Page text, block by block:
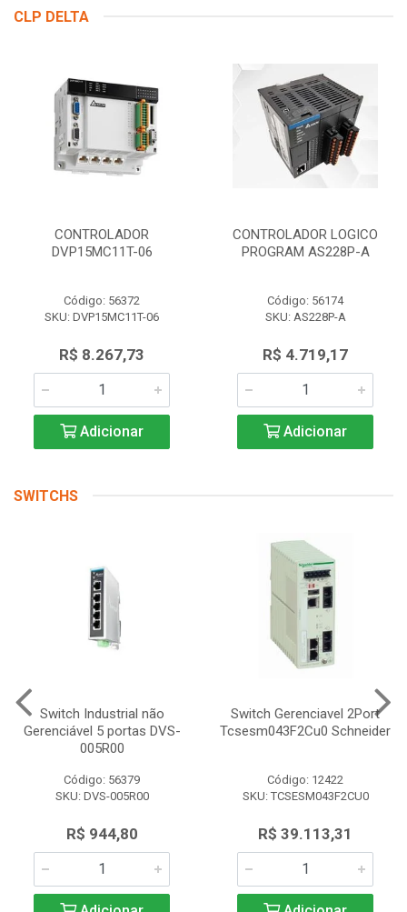
CLP DELTA
CONTROLADOR
DVP15MC11T-06
Código: 56372
SKU: DVP15MC11T-06
R$ 8.267,73
Adicionar
CONTROLADOR LOGICO
PROGRAM AS228P-A
Código: 56174
SKU: AS228P-A
R$ 4.719,17
Adicionar
SWITCHS
Switch Industrial não
Gerenciável 5 portas DVS-
005R00
Código: 56379
SKU: DVS-005R00
R$ 944,80
Switch Gerenciavel 2Port
Tcsesm043F2Cu0 Schneider
Código: 12422
SKU: TCSESM043F2CU0
R$ 39.113,31